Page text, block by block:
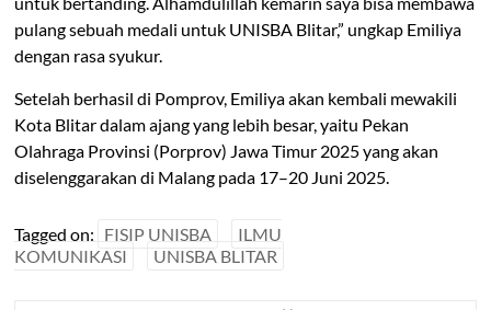
pulang sebuah medali untuk UNISBA Blitar,” ungkap Emiliya
dengan rasa syukur.
Setelah berhasil di Pomprov, Emiliya akan kembali mewakili
Kota Blitar dalam ajang yang lebih besar, yaitu Pekan
Olahraga Provinsi (Porprov) Jawa Timur 2025 yang akan
diselenggarakan di Malang pada 17–20 Juni 2025.
Tagged on: FISIP UNISBA
ILMU
KOMUNIKASI
UNISBA BLITAR